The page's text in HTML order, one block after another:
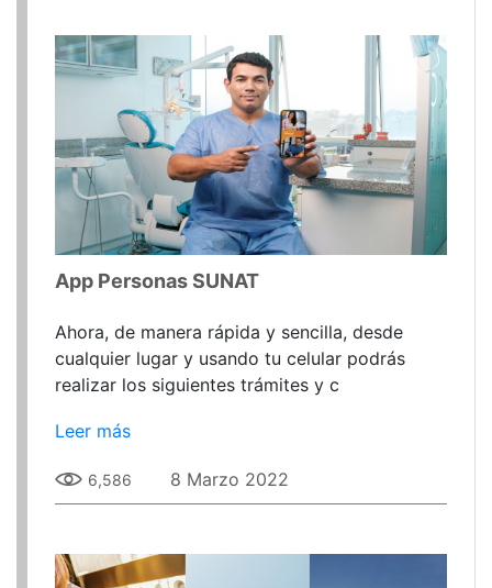
App Personas SUNAT
Ahora, de manera rápida y sencilla, desde
cualquier lugar y usando tu celular podrás
realizar los siguientes trámites y c
Leer más
6,586 8 Marzo 2022